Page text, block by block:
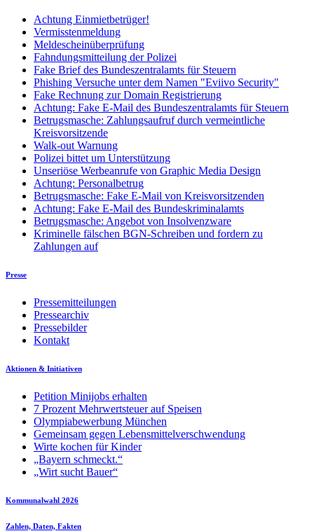
Achtung Einmietbetrüger!
Vermisstenmeldung
Meldescheinüberprüfung
Fahndungsmitteilung der Polizei
Fake Brief des Bundeszentralamts für Steuern
Phishing Versuche unter dem Namen "Eviivo Security"
Fake Rechnung zur Domain Registrierung
Achtung: Fake E-Mail des Bundeszentralamts für Steuern
Betrugsmasche: Zahlungsaufruf durch vermeintliche
Kreisvorsitzende
Walk-out Warnung
Polizei bittet um Unterstützung
Unseriöse Werbeanrufe von Graphic Media Design
Achtung: Personalbetrug
Betrugsmasche: Fake E-Mail von Kreisvorsitzenden
Achtung: Fake E-Mail des Bundeskriminalamts
Betrugsmasche: Angebot von Insolvenzware
Kriminelle fälschen BGN-Schreiben und fordern zu
Zahlungen auf
Presse
Pressemitteilungen
Pressearchiv
Pressebilder
Kontakt
Aktionen & Initiativen
Petition Minijobs erhalten
7 Prozent Mehrwertsteuer auf Speisen
Olympiabewerbung München
Gemeinsam gegen Lebensmittelverschwendung
Wirte kochen für Kinder
„Bayern schmeckt.“
„Wirt sucht Bauer“
Kommunalwahl 2026
Zahlen, Daten, Fakten